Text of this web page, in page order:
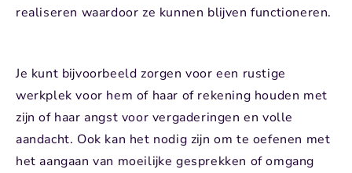
realiseren waardoor ze kunnen blijven functioneren.
Je kunt bijvoorbeeld zorgen voor een rustige
werkplek voor hem of haar of rekening houden met
zijn of haar angst voor vergaderingen en volle
aandacht. Ook kan het nodig zijn om te oefenen met
het aangaan van moeilijke gesprekken of omgang